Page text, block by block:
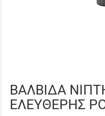
ΒΑΛΒΙΔΑ
ΕΛΕΥΘΕΡΗΣ